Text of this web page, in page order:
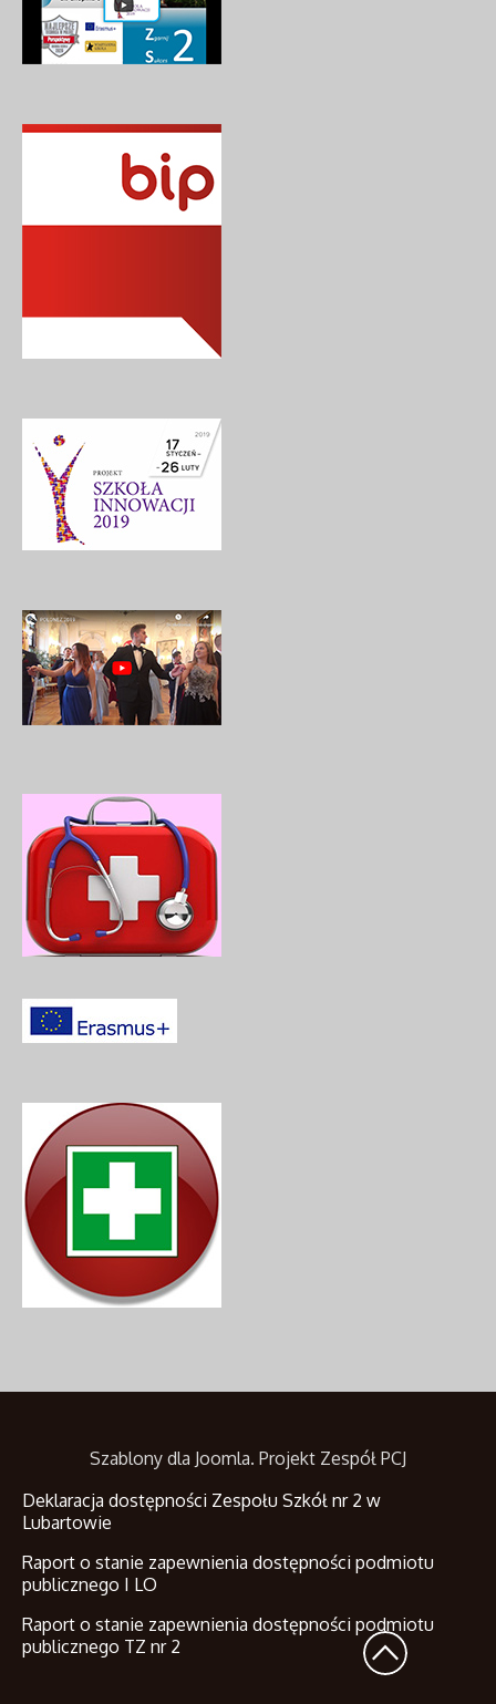
Szablony dla Joomla. Projekt Zespół PCJ
Deklaracja dostępności Zespołu Szkół nr 2 w
Lubartowie
Raport o stanie zapewnienia dostępności podmiotu
publicznego I LO
Raport o stanie zapewnienia dostępności podmiotu
publicznego TZ nr 2